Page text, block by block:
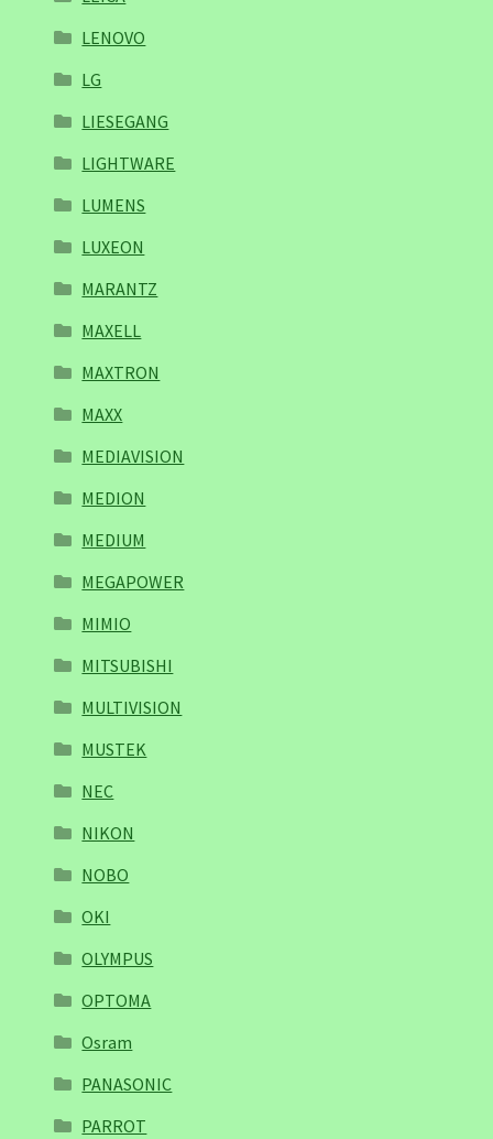
LENOVO
LG
LIESEGANG
LIGHTWARE
LUMENS
LUXEON
MARANTZ
MAXELL
MAXTRON
MAXX
MEDIAVISION
MEDION
MEDIUM
MEGAPOWER
MIMIO
MITSUBISHI
MULTIVISION
MUSTEK
NEC
NIKON
NOBO
OKI
OLYMPUS
OPTOMA
Osram
PANASONIC
PARROT